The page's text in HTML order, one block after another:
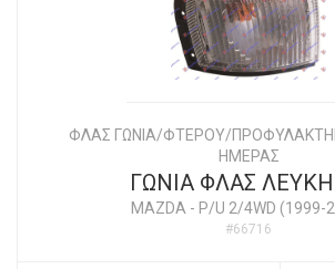
ΦΛΑΣ ΓΩΝΙΑ/ΦΤΕΡΟΥ/
ΗΜΕΡΑΣ
ΓΩΝΙΑ ΦΛΑΣ
MAZDA- P/U 2/4WD (1999-
#66716